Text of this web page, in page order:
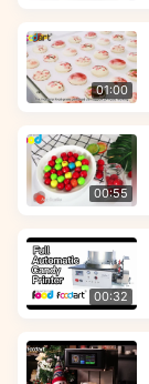
01:00
00:55
00:32